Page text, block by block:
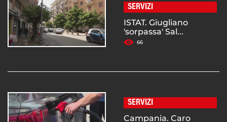
SERVIZI
ISTAT. Giugliano
'sorpassa' Sal...
66
SERVIZI
Campania. Caro